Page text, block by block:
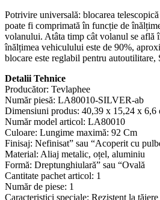
Potrivire universală: blocarea
poate fi comprimată în funcție de
volanului. Atâta timp cât volanul se află
înălțimea vehiculului este de 90%,
blocare este reglabil pentru autoutilitare,
Detalii Tehnice
Producător: ‎Tevlaphee
Număr piesă: ‎LA80010-SILVER-ab
Dimensiuni produs: ‎40,39 x 15,24 x 6,6
Număr model articol: ‎LA80010
Culoare: ‎Lungime maximă: 92 Cm
Finisaj: ‎Nefinisat” sau “Acoperit cu
Material: ‎Aliaj metalic, oțel, aluminiu
Formă: ‎Dreptunghiulară” sau “Ovală
Cantitate pachet articol: ‎1
Număr de piese: ‎1
Caracteristici speciale: ‎Rezistent la tăiere